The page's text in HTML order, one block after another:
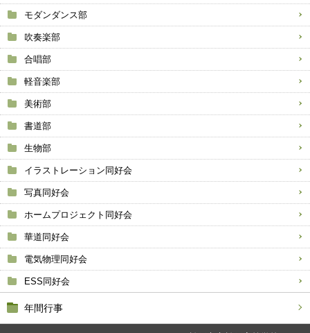
モダンダンス部
吹奏楽部
合唱部
軽音楽部
美術部
書道部
生物部
イラストレーション同好会
写真同好会
ホームプロジェクト同好会
華道同好会
電気物理同好会
ESS同好会
年間行事